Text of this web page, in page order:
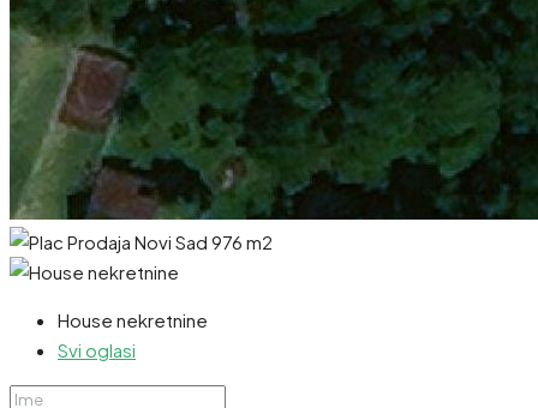
House nekretnine
Svi oglasi